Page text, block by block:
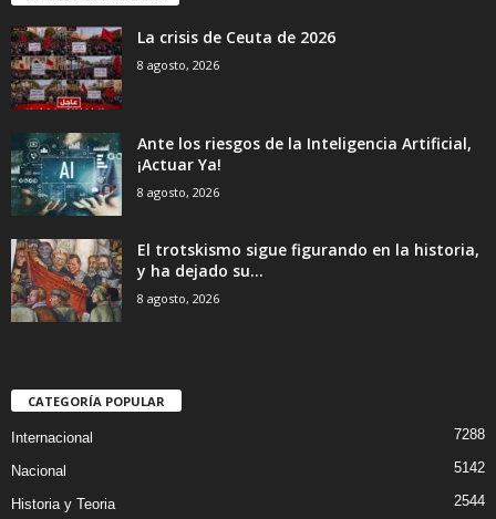
La crisis de Ceuta de 2026
8 agosto, 2026
Ante los riesgos de la Inteligencia Artificial,
¡Actuar Ya!
8 agosto, 2026
El trotskismo sigue figurando en la historia,
y ha dejado su...
8 agosto, 2026
CATEGORÍA POPULAR
Internacional 7288
Nacional 5142
Historia y Teoria 2544